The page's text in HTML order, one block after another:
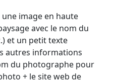
image en haute
avec le nom du
et un petit texte
autres informations
du photographe pour
+ le site web de